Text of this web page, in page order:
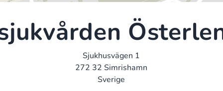
Sjukhusvägen 1
272 32 Simrishamn
Sverige